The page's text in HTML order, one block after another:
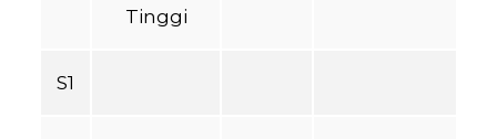
Tinggi
S1